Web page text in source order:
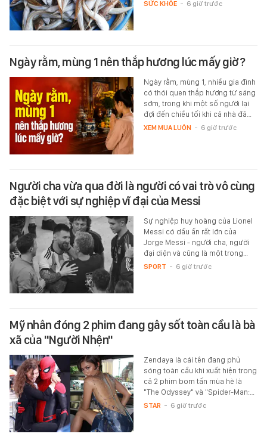
SỨC KHỎE - 6 giờ trước
Ngày rằm, mùng 1 nên thắp hương lúc mấy giờ?
Ngày rằm, mùng 1, nhiều gia đình
có thói quen thắp hương từ sáng
sớm, trong khi một số người lại
đợi đến chiều tối khi cả nhà đã…
XEM MUA LUÔN - 6 giờ trước
Người cha vừa qua đời là người có vai trò vô cùng
đặc biệt với sự nghiệp vĩ đại của Messi
Sự nghiệp huy hoàng của Lionel
Messi có dấu ấn rất lớn của
Jorge Messi - người cha, người
đại diện và cũng là một trong…
SPORT - 6 giờ trước
Mỹ nhân đóng 2 phim đang gây sốt toàn cầu là bà
xã của "Người Nhện"
Zendaya là cái tên đang phủ
sóng toàn cầu khi xuất hiện trong
cả 2 phim bom tấn mùa hè là
"The Odyssey" và "Spider-Man:…
STAR - 6 giờ trước